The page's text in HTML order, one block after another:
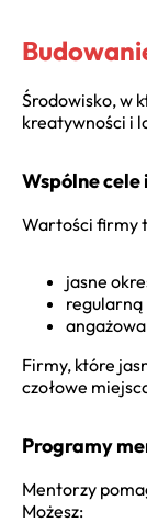
Środowisko, w
kreatywności i
Wspólne
Wartości firmy
jasne
Firmy, które
czołowe
Programy
Mentorzy
Możesz: